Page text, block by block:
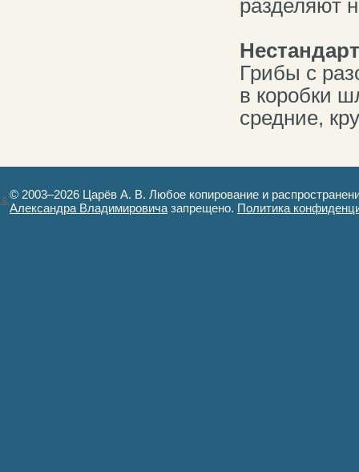
разделяют
Грибы с
в коробки
средние,
© 2003–2026 Царёв А. В. Любое копирование и
Александра Владимировича запрещено. Политика
Авторизация